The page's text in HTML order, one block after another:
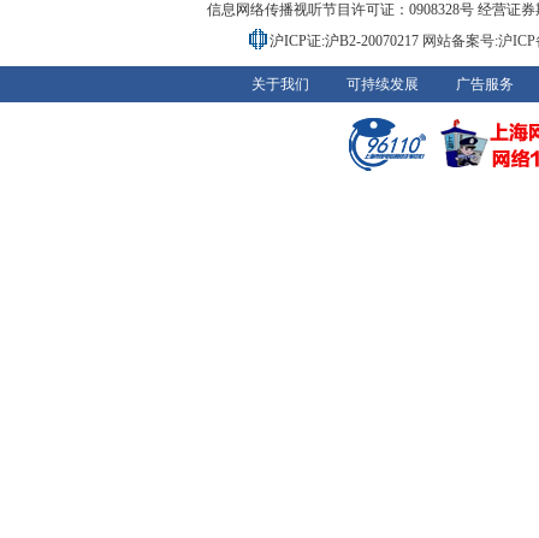
信息网络传播视听节目许可证：0908328号 经营证
沪ICP证:沪B2-20070217 网站备案号:沪
关于我们 可持续发展 广告服务